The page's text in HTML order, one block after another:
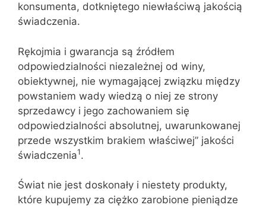
konsumenta, dotkniętego niewłaściwą jakością
świadczenia.
Rękojmia i gwarancja są źródłem
odpowiedzialności niezależnej od winy,
obiektywnej, nie wymagającej związku między
powstaniem wady wiedzą o niej ze strony
sprzedawcy i jego zachowaniem się
odpowiedzialności absolutnej, uwarunkowanej
przede wszystkim brakiem właściwej” jakości
świadczenia1.
Świat nie jest doskonały i niestety produkty,
które kupujemy za ciężko zarobione pieniądze